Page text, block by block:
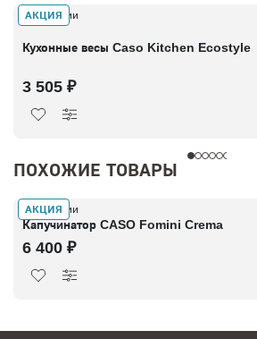
АКЦИЯ
В наличии
Кухонные весы Caso Kitchen Ecostyle
3 505 ₽
ПОХОЖИЕ ТОВАРЫ
АКЦИЯ
В наличии
Капучинатор CASO Fomini Crema
6 400 ₽